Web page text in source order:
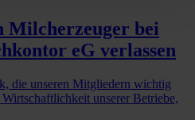
Milcherzeuger bei
eG verlassen
die unseren Mitgliedern wichtig
unserer Betriebe,